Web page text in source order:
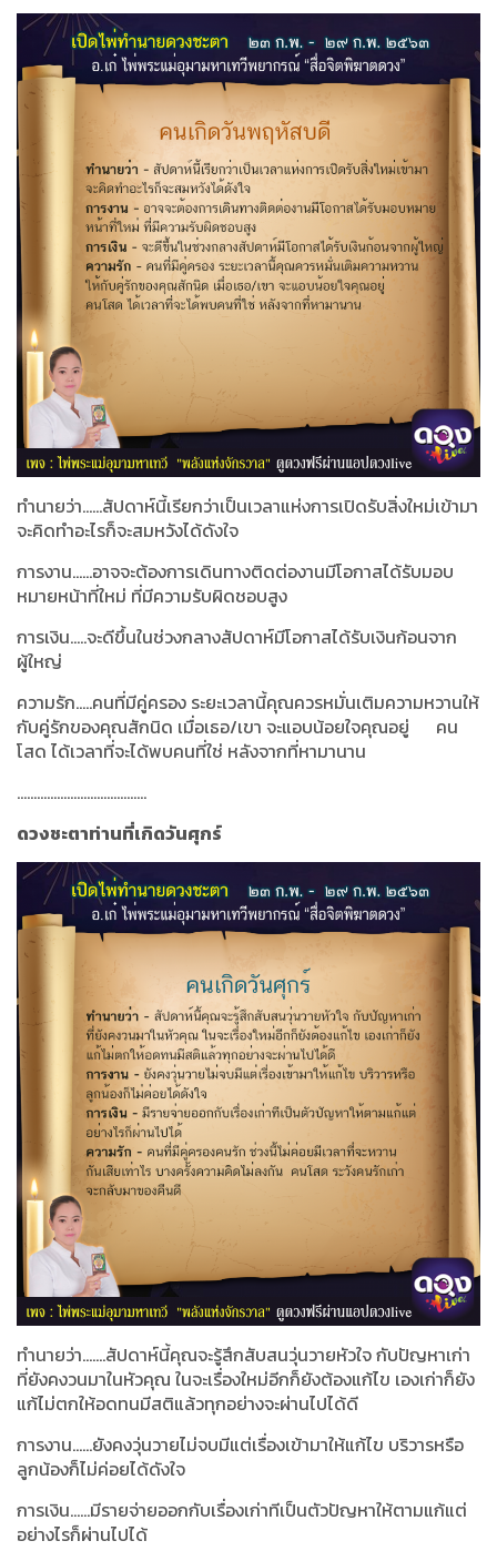
ทำนายว่า......สัปดาห์นี้เรียกว่าเป็นเวลาแห่งการเปิดรับสิ่งใหม่เข้ามา
จะคิดทำอะไรก็จะสมหวังได้ดังใจ
การงาน......อาจจะต้องการเดินทางติดต่องานมีโอกาสได้รับมอบ
หมายหน้าที่ใหม่ ที่มีความรับผิดชอบสูง
การเงิน.....จะดีขึ้นในช่วงกลางสัปดาห์มีโอกาสได้รับเงินก้อนจาก
ผู้ใหญ่
ความรัก.....คนที่มีคู่ครอง ระยะเวลานี้คุณควรหมั่นเติมความหวานให้
กับคู่รักของคุณสักนิด เมื่อเธอ/เขา จะแอบน้อยใจคุณอยู่ คน
โสด ได้เวลาที่จะได้พบคนที่ใช่ หลังจากที่หามานาน
.......................................
ดวงชะตาท่านที่เกิดวันศุกร์
ทำนายว่า.......สัปดาห์นี้คุณจะรู้สึกสับสนวุ่นวายหัวใจ กับปัญหาเก่า
ที่ยังคงวนมาในหัวคุณ ในจะเรื่องใหม่อีกก็ยังต้องแก้ไข เองเก่าก็ยัง
แก้ไม่ตกให้อดทนมีสติแล้วทุกอย่างจะผ่านไปได้ดี
การงาน......ยังคงวุ่นวายไม่จบมีแต่เรื่องเข้ามาให้แก้ไข บริวารหรือ
ลูกน้องก็ไม่ค่อยได้ดังใจ
การเงิน......มีรายจ่ายออกกับเรื่องเก่าทีเป็นตัวปัญหาให้ตามแก้แต่
อย่างไรก็ผ่านไปได้